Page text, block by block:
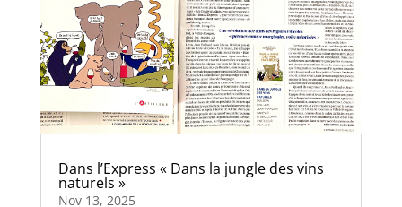
Dans l’Express « Dans la jungle des vins
naturels »
Nov 13, 2025